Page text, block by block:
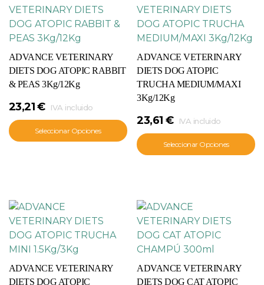
ADVANCE VETERINARY
DIETS DOG ATOPIC RABBIT
& PEAS 3Kg/12Kg
23,21€ IVA incluido
Seleccionar Opciones
ADVANCE VETERINARY
DIETS DOG ATOPIC
TRUCHA MEDIUM/MAXI
3Kg/12Kg
23,61 € IVA incluido
Seleccionar Opciones
ADVANCE VETERINARY
DIETS DOG ATOPIC
ADVANCE VETERINARY
DIETS DOG CAT ATOPIC